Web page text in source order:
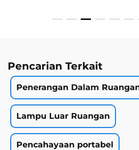
Pencarian Terkait
Penerangan Dalam
Lampu Luar Ruangan
Pencahayaan portabel